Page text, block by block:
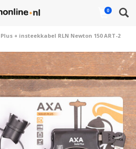
0
+ insteekkabel RLN Newton 150 ART-2